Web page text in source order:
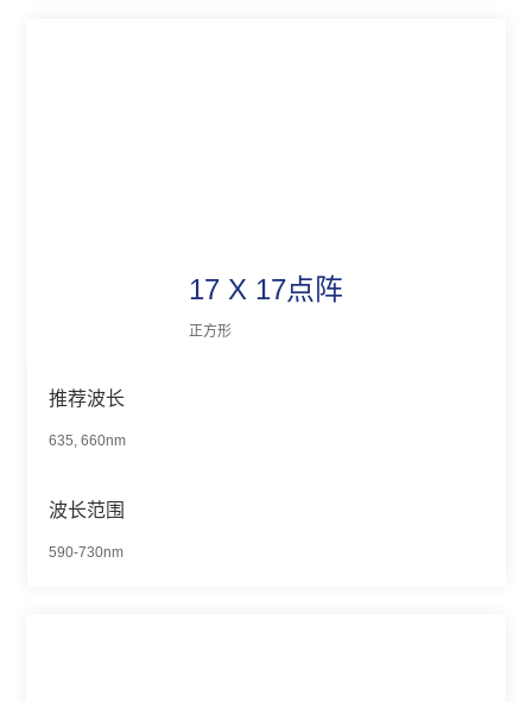
17 X 17点阵
正方形
推荐波长
635, 660nm
波长范围
590-730nm